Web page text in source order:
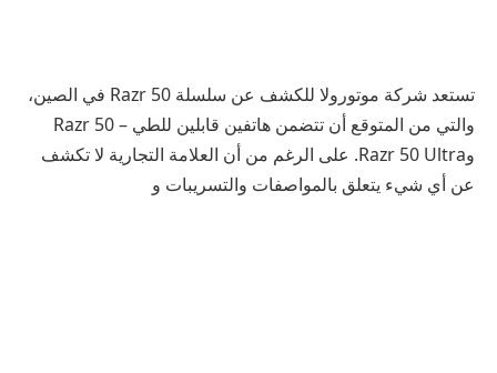
تستعد شركة موتورولا للكشف عن سلسلة Razr 50 في الصين،
والتي من المتوقع أن تتضمن هاتفين قابلين للطي – Razr 50
وRazr 50 Ultra. على الرغم من أن العلامة التجارية لا تكشف
عن أي شيء يتعلق بالمواصفات والتسريبات و